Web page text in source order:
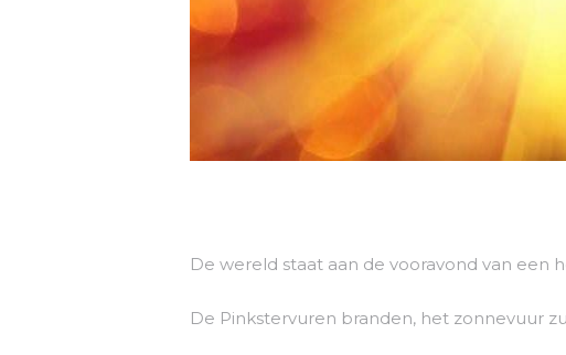
De wereld staat aan de vooravond van een
De Pinkstervuren branden, het zonnevuur